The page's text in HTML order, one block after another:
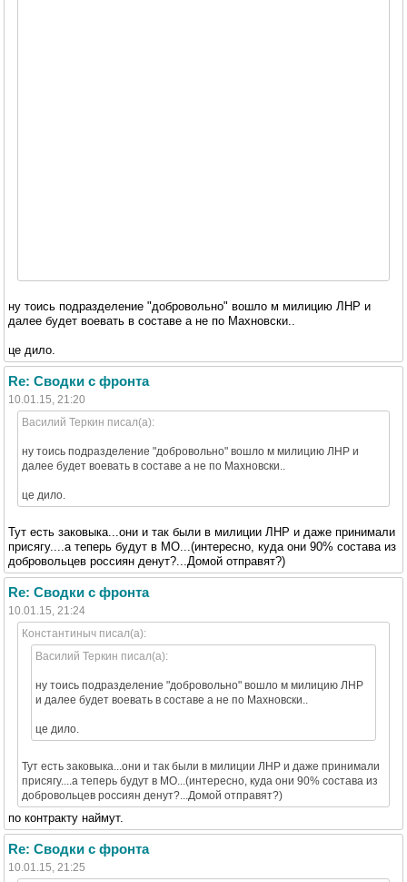
ну тоись подразделение "добровольно" вошло м милицию ЛНР и
далее будет воевать в составе а не по Махновски..
це дило.
Re: Сводки с фронта
10.01.15, 21:20
Василий Теркин писал(а):
ну тоись подразделение "добровольно" вошло м милицию ЛНР и
далее будет воевать в составе а не по Махновски..
це дило.
Тут есть заковыка...они и так были в милиции ЛНР и даже принимали
присягу....а теперь будут в МО...(интересно, куда они 90% состава из
добровольцев россиян денут?...Домой отправят?)
Re: Сводки с фронта
10.01.15, 21:24
Константиныч писал(а):
Василий Теркин писал(а):
ну тоись подразделение "добровольно" вошло м милицию ЛНР
и далее будет воевать в составе а не по Махновски..
це дило.
Тут есть заковыка...они и так были в милиции ЛНР и даже принимали
присягу....а теперь будут в МО...(интересно, куда они 90% состава из
добровольцев россиян денут?...Домой отправят?)
по контракту наймут.
Re: Сводки с фронта
10.01.15, 21:25